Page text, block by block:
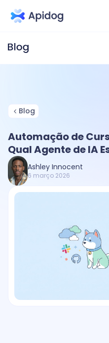
Blog
Automação de
Qual Agente de IA
Ashley Innocent
6 março 2026